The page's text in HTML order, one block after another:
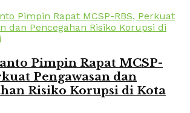
Pimpin Rapat MCSP-
Pengawasan dan
Risiko Korupsi di Kota